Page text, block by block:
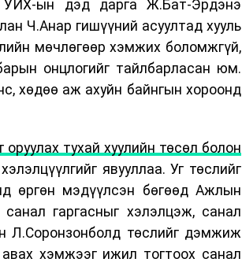
УИХ-ын дэд дарга Ж.Бат-Эрдэнэ
Ч.Анар гишүүний асуултад хууль
мөчлөгөөр хэмжих боломжгүй,
онцлогийг тайлбарласан юм.
хөдөө аж ахуйн байнгын хороонд
тухай хуулийн төсөл болон
явууллаа. Уг төслийг
өргөн мэдүүлсэн бөгөөд Ажлын
гаргасныг хэлэлцэж, санал
Л.Соронзонболд төслийг дэмжиж
хэмжээг ижил тогтоох санал